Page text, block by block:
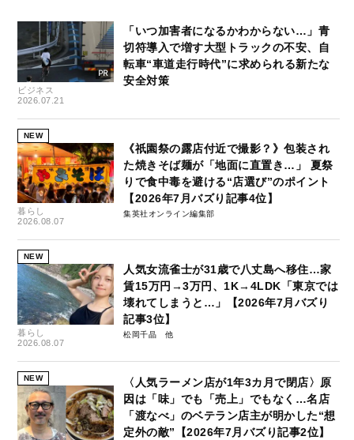
ビジネス
2026.07.21
「いつ加害者になるかわからない…」青
切符導入で増す大型トラックの不安、自
転車“車道走行時代”に求められる新たな
安全対策
NEW
暮らし
2026.08.07
《祇園祭の露店付近で撮影？》包装され
た焼きそば麺が「地面に直置き…」 夏祭
りで食中毒を避ける“店選び”のポイント
【2026年7月バズり記事4位】
集英社オンライン編集部
NEW
暮らし
2026.08.07
人気女流雀士が31歳で八丈島へ移住…家
賃15万円→3万円、1K→4LDK「東京では
壊れてしまうと…」【2026年7月バズり
記事3位】
松岡千晶
NEW
〈人気ラーメン店が1年3カ月で閉店〉原
因は「味」でも「売上」でもなく…名店
「渡なべ」のベテラン店主が明かした“想
定外の敵”【2026年7月バズり記事2位】